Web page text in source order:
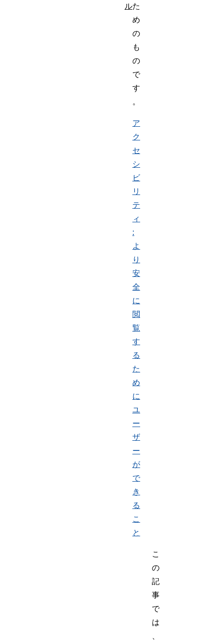
た
め
の
も
の
で
す
。
ア
ク
セ
シ
ビ
リ
テ
ィ
:
よ
り
安
全
に
閲
覧
す
る
た
め
に
ユ
ー
ザ
ー
が
で
き
る
こ
と
こ
の
記
事
で
は
ル